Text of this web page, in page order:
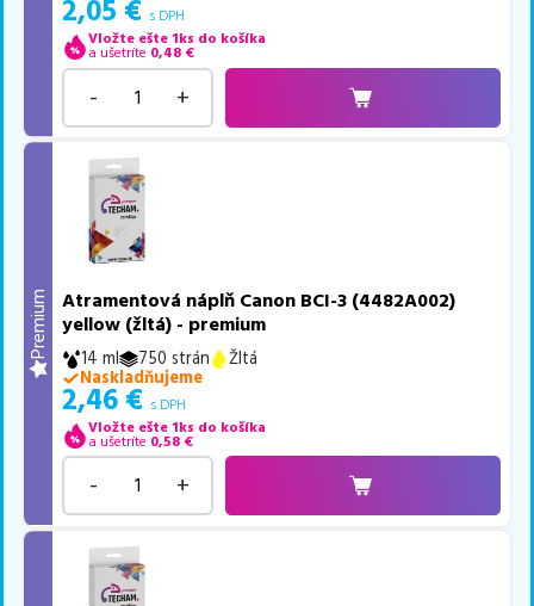
2,05 € s DPH
Vložte ešte 1ks do košíka
a ušetríte 0,48 €
- +
Premium
Atramentová náplň Canon BCI-3 (4482A002)
yellow (žltá) - premium
14 ml 750 strán
Žltá
Naskladňujeme
2,46 € s DPH
Vložte ešte 1ks do košíka
a ušetríte 0,58 €
- +